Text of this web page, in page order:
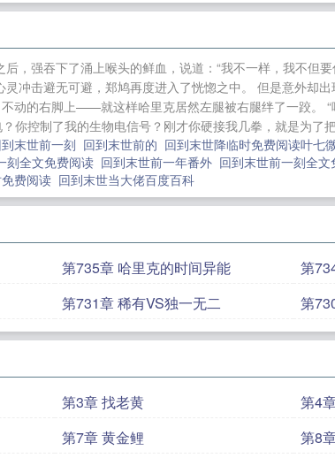
宠妻 羞耻的温度计 拥有月亮的人（校园 ）
后调教（微sm） 盛宠蜜爱：军少的18岁甜妻
强吞下了涌上喉头的鲜血，说道：“我不一样，我不但
冲击避无可避，郑鸠再度进入了恍惚之中。 但是意外却
动的右脚上——就这样哈里克居然左腿被右腿绊了一跤。 “
控制了我的生物电信号？刚才你硬接我几拳，就是为了
末世前一刻 回到末世前的 回到末世降临时免费阅读叶七
刻全文免费阅读 回到末世前一年番外 回到末世前一刻全文
费阅读 回到末世当大佬百度百科
第735章 哈里克的时间异能
第
第731章 稀有VS独一无二 第
第3章 找老黄
第4
第7章 黄金鲤
第8